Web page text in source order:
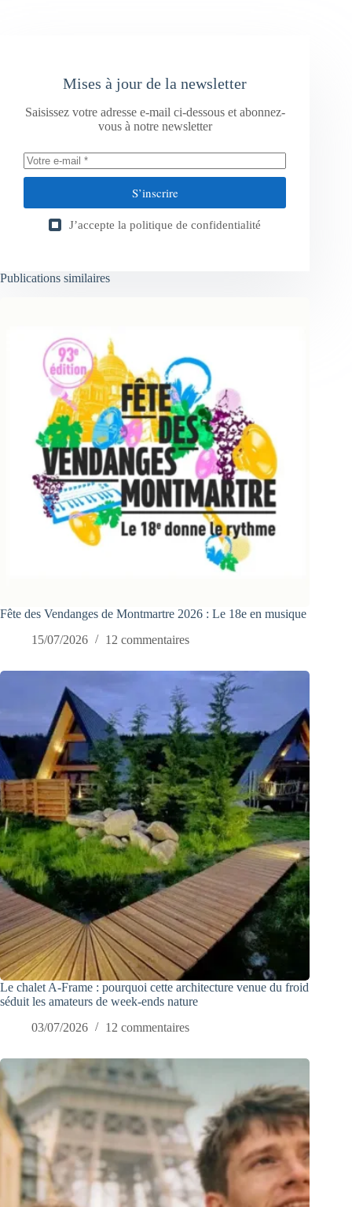
Mises à jour de la newsletter
Saisissez votre adresse e-mail ci-dessous et abonnez-
vous à notre newsletter
S’inscrire
J’accepte la politique de confidentialité
Publications similaires
Fête des Vendanges de Montmartre 2026 : Le 18e en musique
15/07/2026
12 commentaires
Le chalet A-Frame : pourquoi cette architecture venue du froid
séduit les amateurs de week-ends nature
03/07/2026
12 commentaires